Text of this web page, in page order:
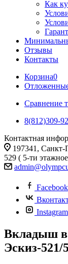
Как
Отзывы
Контакты
Корзина0
Сравнение
8(812)309-
Контактная
197341, Санкт-
529 ( 5-ти
Facebook
Instagram
Вкладыш в
Эскиз-521/